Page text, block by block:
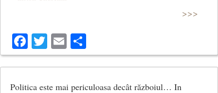
>>>
Facebook
Twitter
Email
Politica este mai periculoasa decât războiul… In